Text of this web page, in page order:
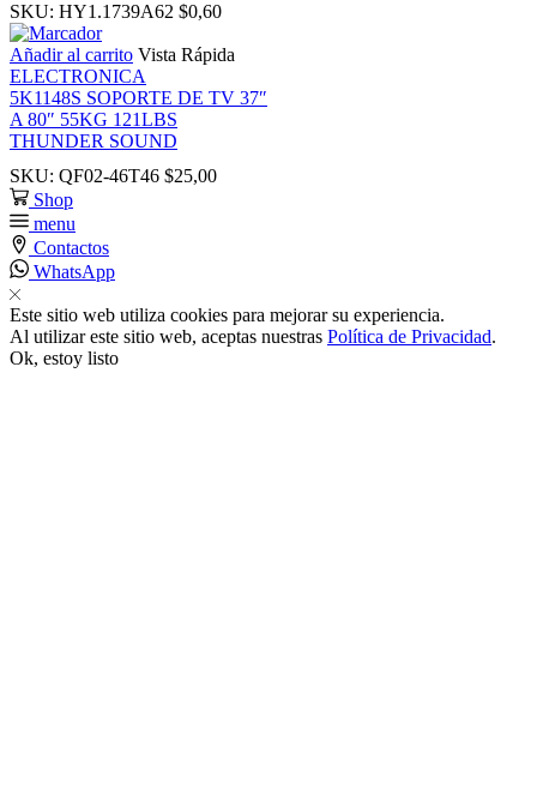
satın al
panel
SKU: HY1.1739A62 $0,60
Añadir al carrito Vista Rápida
ELECTRONICA
5K1148S SOPORTE DE TV 37″
A 80″ 55KG 121LBS
THUNDER SOUND
SKU: QF02-46T46 $25,00
Shop
menu
Contactos
WhatsApp
Este sitio web utiliza cookies para mejorar su experiencia.
Al utilizar este sitio web, aceptas nuestras Política de Privacidad.
Ok, estoy listo